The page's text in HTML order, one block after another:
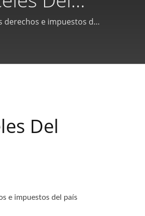
Y
derechos e impuestos del
Del
e impuestos del país